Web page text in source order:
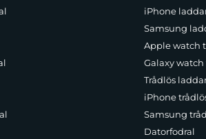
iPhone
Samsung
Apple watch
Galaxy
Trådlös
iPhone
Samsung
Datorfodral